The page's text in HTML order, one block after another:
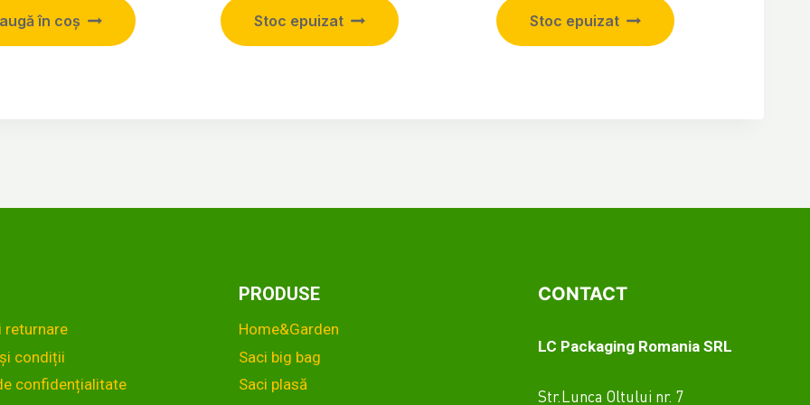
în coș Stoc epuizat Stoc epuizat
returnare
condiții
confidențialitate
PRODUSE
Home&Garden
Saci big bag
Saci plasă
CONTACT
LC Packaging Romania SRL
Str.Lunca Oltului nr. 7